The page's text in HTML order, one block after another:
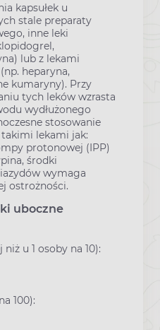
kapsułek u
stale preparaty
inne leki
lub z lekami
heparyna,
kumaryny). Przy
tych leków wzrasta
wydłużonego
stosowanie
lekami jak:
protonowej (IPP)
środki
wymaga
ostrożności.
uboczne
u 1 osoby na 10):
100):